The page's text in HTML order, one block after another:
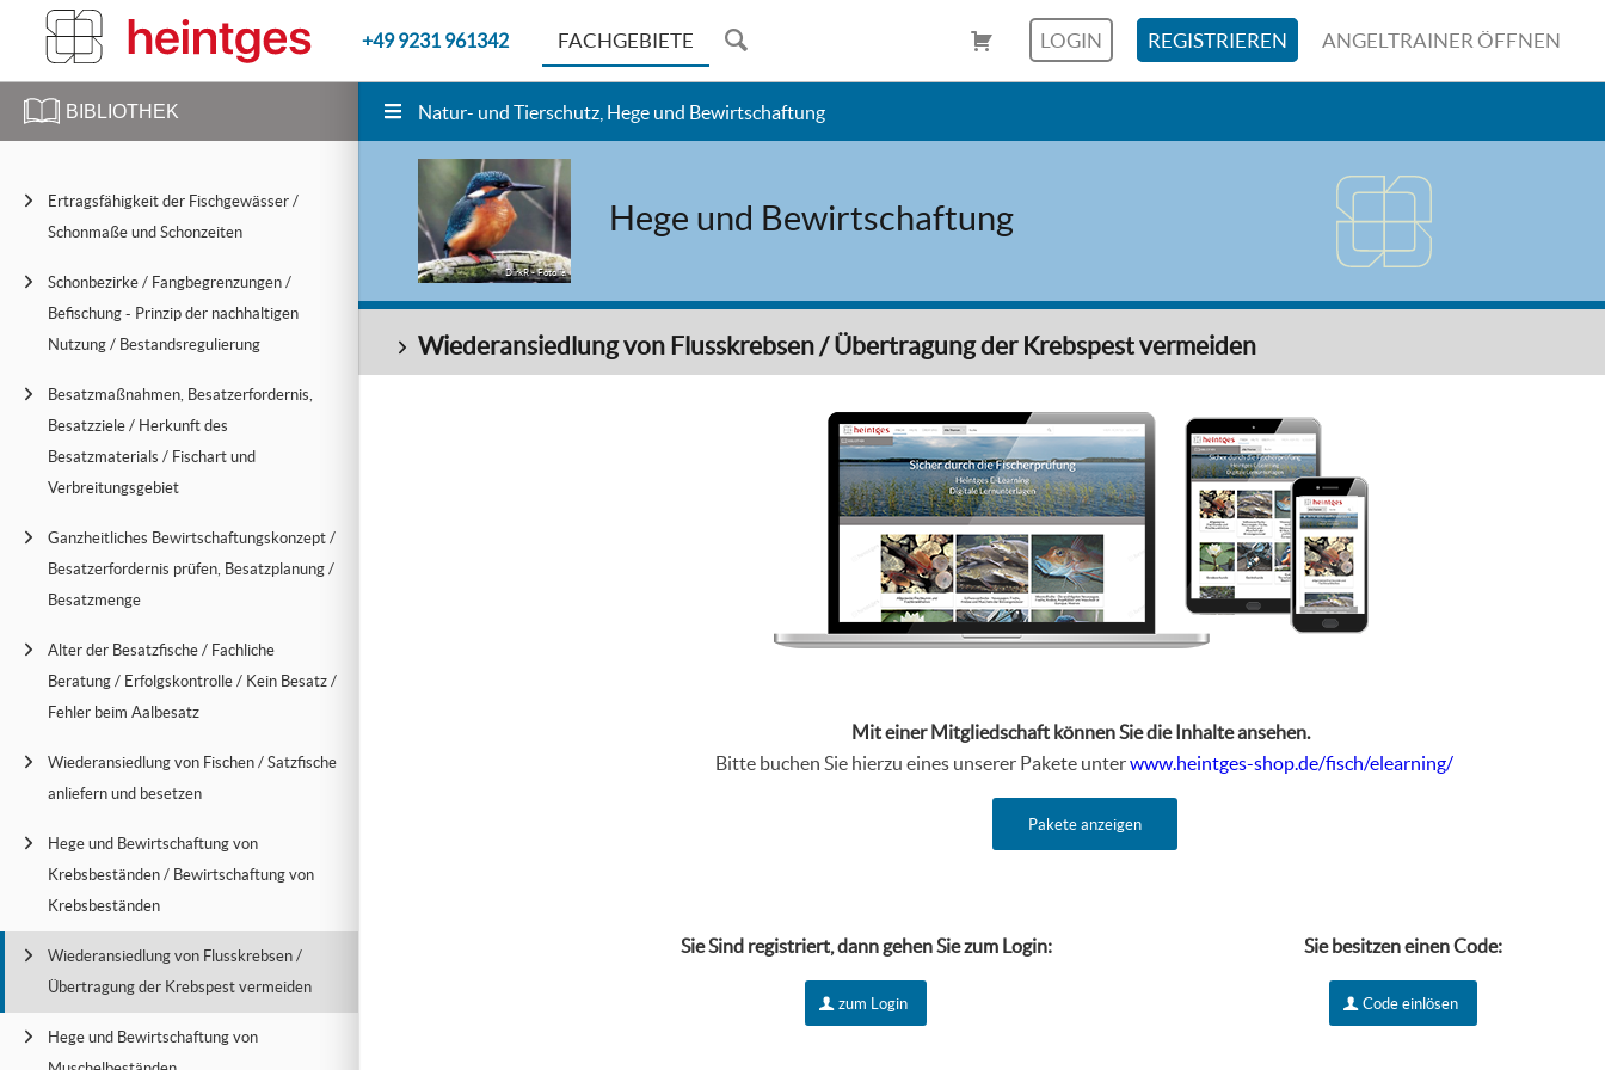
BIBLIOTHEK
Ertragsfähigkeit der Fischgewässer /
Schonmaße und Schonzeiten
Schonbezirke / Fangbegrenzungen /
Befischung - Prinzip der nachhaltigen
Nutzung / Bestandsregulierung
Besatzmaßnahmen, Besatzerfordernis,
Besatzziele / Herkunft des
Besatzmaterials / Fischart und
Verbreitungsgebiet
Ganzheitliches Bewirtschaftungskonzept /
Besatzerfordernis prüfen, Besatzplanung /
Besatzmenge
Alter der Besatzfische / Fachliche
Beratung / Erfolgskontrolle / Kein Besatz /
Fehler beim Aalbesatz
Wiederansiedlung von Fischen / Satzfische
anliefern und besetzen
Hege und Bewirtschaftung von
Krebsbeständen / Bewirtschaftung von
Krebsbeständen
Wiederansiedlung von Flusskrebsen /
Übertragung der Krebspest vermeiden
Hege und Bewirtschaftung von
+49 9231 961342 FACHGEBIETE LOGIN REGISTRIEREN ANGELTRAINER ÖFFNEN
Natur- und Tierschutz, Hege und Bewirtschaftung
DirkR - Fotolia
Hege und Bewirtschaftung
Wiederansiedlung von Flusskrebsen / Übertragung der Krebspest vermeiden
Mit einer Mitgliedschaft können Sie die Inhalte ansehen.
Bitte buchen Sie hierzu eines unserer Pakete unterwww.heintges-shop.de/fisch/elearning/
Pakete anzeigen
Sie Sind registriert, dann gehen Sie zum Login:
zum Login
Sie besitzen einen Code:
Code einlösen